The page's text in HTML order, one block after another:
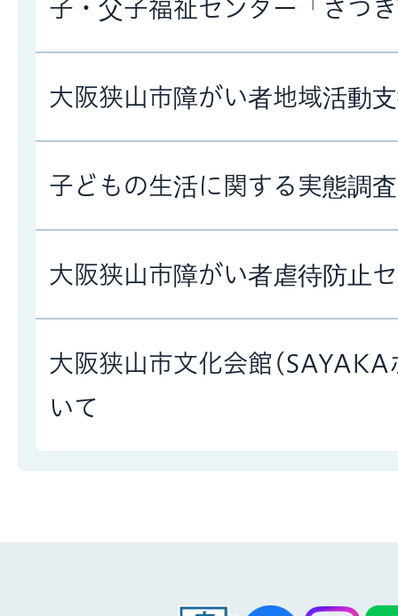
子・父子福祉センター「さつ
大阪狭山市障がい者地域活動
子どもの生活に関する実態調
大阪狭山市障がい者虐待防止
大阪狭山市文化会館(SAYAKA
いて